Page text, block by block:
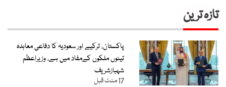
تازہ ترین
پاکستان، ترکیے اور سعودیہ کا دفاعی معاہدہ
تینوں ملکوں کےمفاد میں ہے، وزیراعظم
شہبازشریف
17 منٹ قبل